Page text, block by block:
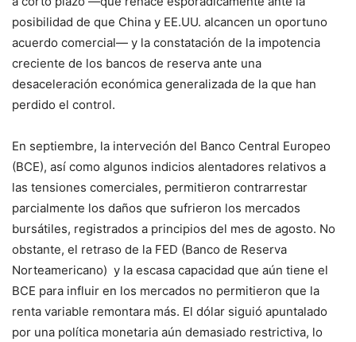
posibilidad de que China y EE.UU. alcancen un oportuno
acuerdo comercial— y la constatación de la impotencia
creciente de los bancos de reserva ante una
desaceleración económica generalizada de la que han
perdido el control.
En septiembre, la interveción del Banco Central Europeo
(BCE), así como algunos indicios alentadores relativos a
las tensiones comerciales, permitieron contrarrestar
parcialmente los daños que sufrieron los mercados
bursátiles, registrados a principios del mes de agosto. No
obstante, el retraso de la FED (Banco de Reserva
Norteamericano) y la escasa capacidad que aún tiene el
BCE para influir en los mercados no permitieron que la
renta variable remontara más. El dólar siguió apuntalado
por una política monetaria aún demasiado restrictiva, lo